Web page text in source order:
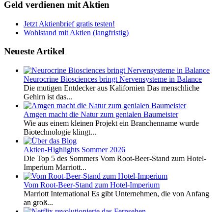
Geld verdienen mit Aktien
Jetzt Aktienbrief gratis testen!
Wohlstand mit Aktien (langfristig)
Neueste Artikel
Neurocrine Biosciences bringt Nervensysteme in Balance
Die mutigen Entdecker aus Kalifornien Das menschliche
Gehirn ist das...
Amgen macht die Natur zum genialen Baumeister
Wie aus einem kleinen Projekt ein Branchenname wurde
Biotechnologie klingt...
Aktien-Highlights Sommer 2026
Die Top 5 des Sommers Vom Root-Beer-Stand zum Hotel-
Imperium Marriott...
Vom Root-Beer-Stand zum Hotel-Imperium
Marriott International Es gibt Unternehmen, die von Anfang
an groß...